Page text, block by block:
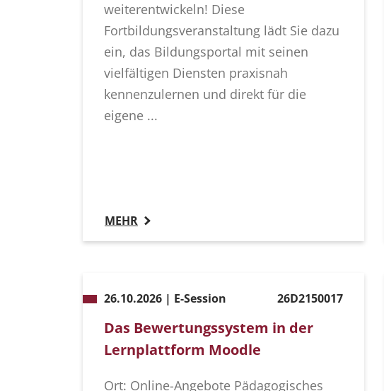
weiterentwickeln! Diese
Fortbildungsveranstaltung lädt Sie dazu
ein, das Bildungsportal mit seinen
vielfältigen Diensten praxisnah
kennenzulernen und direkt für die
eigene ...
MEHR
26.10.2026 | E-Session 26D2150017
Das Bewertungssystem in der
Lernplattform Moodle
Ort: Online-Angebote Pädagogisches